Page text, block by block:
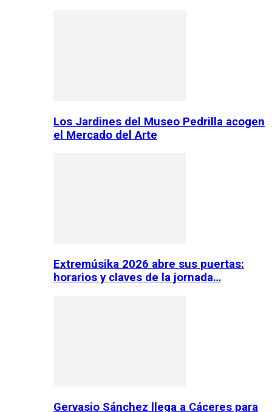
Los Jardines del Museo Pedrilla acogen
el Mercado del Arte
Extremúsika 2026 abre sus puertas:
horarios y claves de la jornada…
Gervasio Sánchez llega a Cáceres para